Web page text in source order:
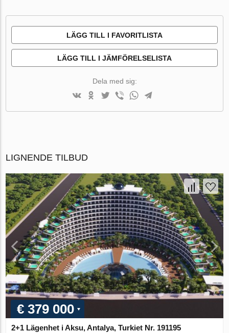
LÄGG TILL I FAVORITLISTA
LÄGG TILL I JÄMFÖRELSELISTA
Dela med sig:
LIGNENDE TILBUD
€ 379 000
2+1 Lägenhet i Aksu, Antalya, Turkiet Nr. 191195